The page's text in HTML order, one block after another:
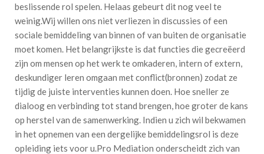
beslissende rol spelen. Helaas gebeurt dit nog veel te
weinig.Wij willen ons niet verliezen in discussies of een
sociale bemiddeling van binnen of van buiten de organisatie
moet komen. Het belangrijkste is dat functies die gecreëerd
zijn om mensen op het werk te omkaderen, intern of extern,
deskundiger leren omgaan met conflict(bronnen) zodat ze
tijdig de juiste interventies kunnen doen. Hoe sneller ze
dialoog en verbinding tot stand brengen, hoe groter de kans
op herstel van de samenwerking. Indien u zich wil bekwamen
in het opnemen van een dergelijke bemiddelingsrol is deze
opleiding iets voor u.Pro Mediation onderscheidt zich van